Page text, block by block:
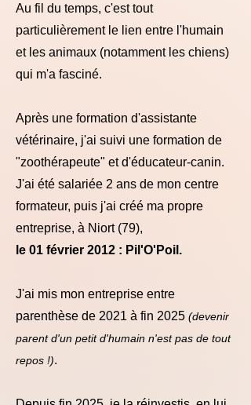
Au fil du temps, c'est tout
particulièrement le lien entre l'humain
et les animaux (notamment les chiens)
qui m'a fasciné.
Après une formation d'assistante
vétérinaire, j'ai suivi une formation de
"zoothérapeute" et d'éducateur-canin.
J'ai été salariée 2 ans de mon centre
formateur, puis j'ai créé ma propre
entreprise, à Niort (79),
le 01 février 2012 : Pil'O'Poil.
J'ai mis mon entreprise entre
parenthèse de 2021 à fin 2025 (devenir
parent d'un petit d'humain n'est pas de tout
repos !).